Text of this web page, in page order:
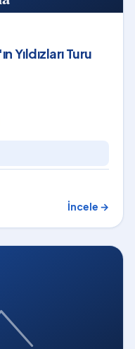
Yıldızları Turu
İncele →